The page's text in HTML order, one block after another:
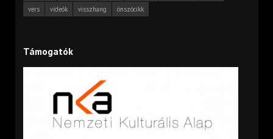
vers
videók visszhang önszócikk
Támogatók